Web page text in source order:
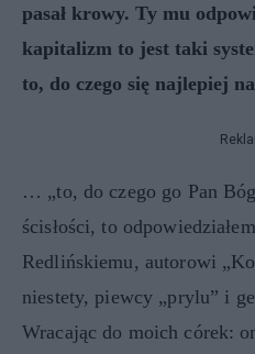
pasał krowy. Ty mu
kapitalizm to jest taki
to, do czego się najlepiej
… „to, do czego go Pan
ścisłości, to
Redlińskiemu, autorowi
niestety, piewcy „prylu” i
Wracając do moich córek: